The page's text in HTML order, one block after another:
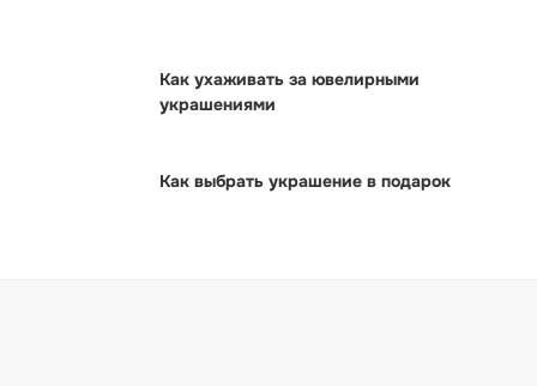
Как ухаживать за ювелирными
украшениями
Как выбрать украшение в подарок